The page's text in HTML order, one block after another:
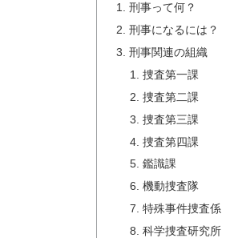
刑事って何？
刑事になるには？
刑事関連の組織
捜査第一課
捜査第二課
捜査第三課
捜査第四課
鑑識課
機動捜査隊
特殊事件捜査係
科学捜査研究所